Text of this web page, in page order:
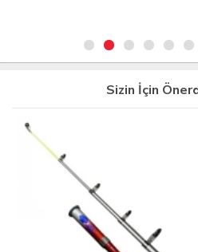
Sizin İçin